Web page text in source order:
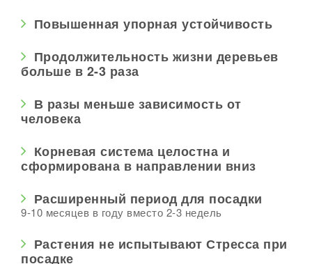
Повышенная упорная устойчивость
Продолжительность жизни деревьев
больше в 2-3 раза
В разы меньше зависимость от
человека
Корневая система целостна и
сформирована в направлении вниз
Расширенный период для посадки
9-10 месяцев в году вместо 2-3 недель
Растения не испытывают Стресса при
посадке